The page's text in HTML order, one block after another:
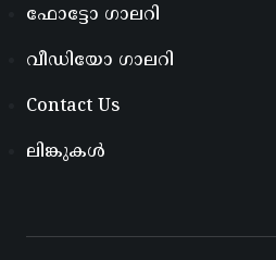
ഫോട്ടോ ഗാലറി
വീഡിയോ ഗാലറി
Contact Us
ലിങ്കുകൾ